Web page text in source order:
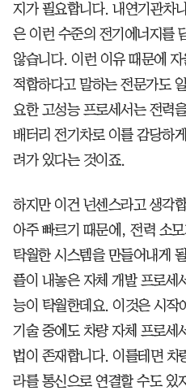
지가 필요합니다. 내연기관차
은 이런 수준의 전기에너지를
않습니다. 이런 이유 때문에
적합하다고 말하는 전문가도
요한 고성능 프로세서는 전력
배터리 전기차로 이를 감당하
려가 있다는 것이죠.
하지만 이건 넌센스라고 생각
아주 빠르기 때문에, 전력 소
탁월한 시스템을 만들어내게
플이 내놓은 자체 개발 프로세
능이 탁월한데요. 이것은 시작
기술 중에도 차량 자체 프로세
법이 존재합니다. 이를테면 차
라를 통신으로 연결할 수도 있